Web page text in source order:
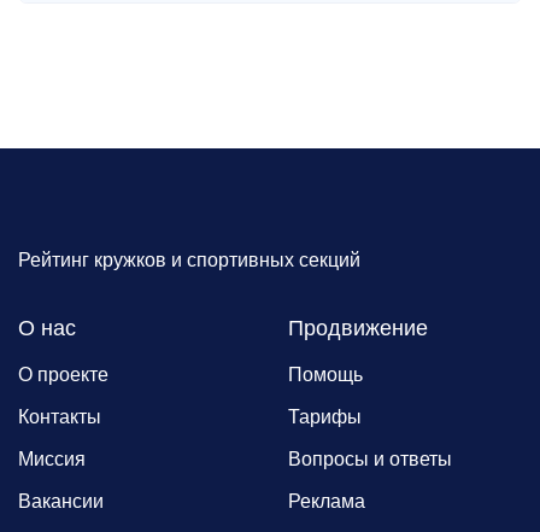
Рейтинг кружков и спортивных секций
О нас
О проекте
Контакты
Миссия
Вакансии
Продвижение
Помощь
Тарифы
Вопросы и ответы
Реклама